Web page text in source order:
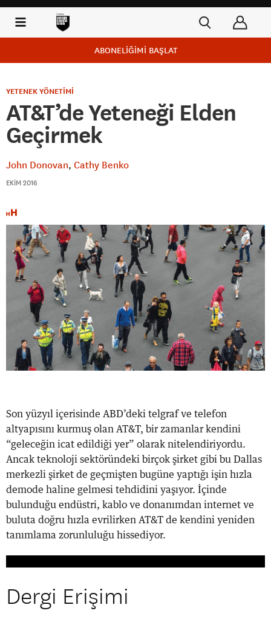
ABONELİĞİMİ BAŞLAT
YETENEK YÖNETİMİ
AT&T’de Yeteneği Elden
Geçirmek
John Donovan Cathy Benko
EKIM 2016
Son yüzyıl içerisinde ABD’deki telgraf ve telefon
altyapısını kurmuş olan AT&T, bir zamanlar kendini
“geleceğin icat edildiği yer” olarak nitelendiriyordu.
Ancak teknoloji sektöründeki birçok şirket gibi bu Dallas
merkezli şirket de geçmişten bugüne yaptığı işin hızla
demode haline gelmesi tehdidini yaşıyor. İçinde
bulunduğu endüstri, kablo ve donanımdan internet ve
buluta doğru hızla evrilirken AT&T de kendini yeniden
tanımlama zorunluluğu hissediyor.
Dergi Erişimi